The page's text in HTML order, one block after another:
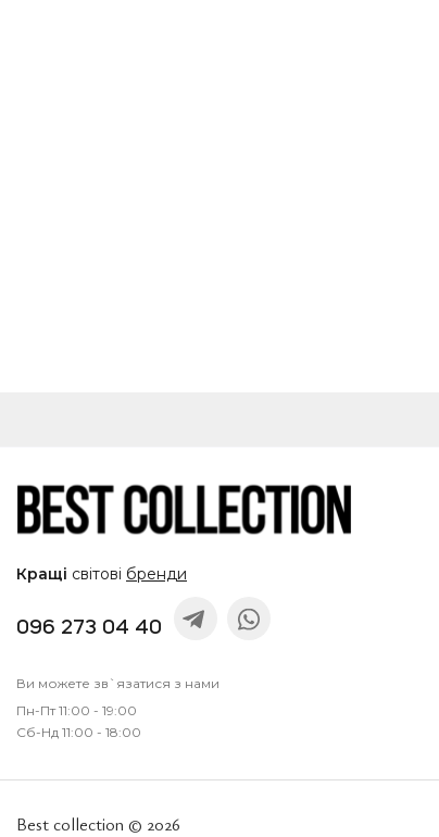
Кращі світові бренди
096 273 04 40
Ви можете зв`язатися з нами
Пн-Пт 11:00 - 19:00
Сб-Нд 11:00 - 18:00
Best collection © 2026